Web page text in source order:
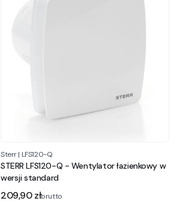
Sterr| LFS120-Q
STERR LFS120-Q - Wentylator łazienkowy w
wersji standard
Cena
209,90 złbrutto